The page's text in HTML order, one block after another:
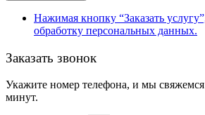
Нажимая кнопку “Заказать
обработку персональных данных.
Заказать звонок
Укажите номер телефона, и мы
минут.